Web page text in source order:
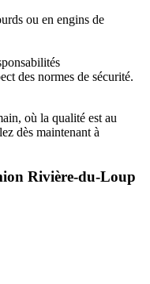
ou en engins de
des normes de sécurité.
où la qualité est au
dès maintenant à
Rivière-du-Loup